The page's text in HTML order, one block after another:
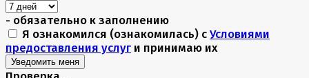
- обязательно к заполнению
Я ознакомился (ознакомилась) с Условиями
предоставления услуг и принимаю их